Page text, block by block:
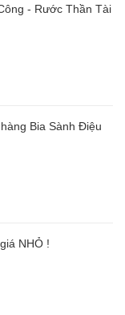
- Rước Thần Tài
Bia Sành Điệu
NHỎ !